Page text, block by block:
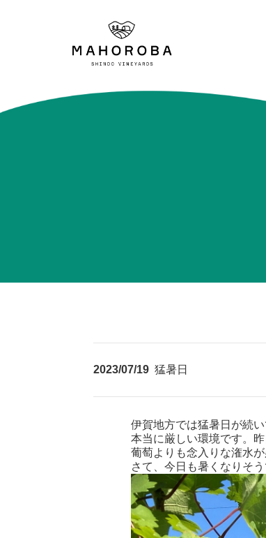
2023/07/19 猛暑日
伊賀地方では猛暑日が続
本当に厳しい環境です。
葡萄よりも念入りな潅水が
さて、今日も暑くなりそ